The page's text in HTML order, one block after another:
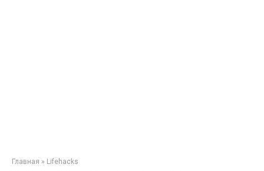
Главная » Lifehacks